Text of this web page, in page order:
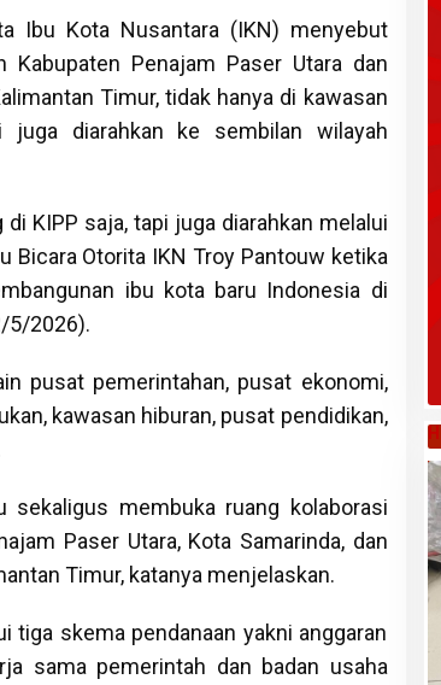
Ibu Kota Nusantara (IKN) menyebut
Kabupaten Penajam Paser Utara dan
Timur, tidak hanya di kawasan
diarahkan ke sembilan wilayah
KIPP saja, tapi juga diarahkan melalui
Bicara Otorita IKN Troy Pantouw ketika
ibu kota baru Indonesia di
5/2026).
pusat pemerintahan, pusat ekonomi,
kawasan hiburan, pusat pendidikan,
sekaligus membuka ruang kolaborasi
Paser Utara, Kota Samarinda, dan
Timur, katanya menjelaskan.
tiga skema pendanaan yakni anggaran
sama pemerintah dan badan usaha